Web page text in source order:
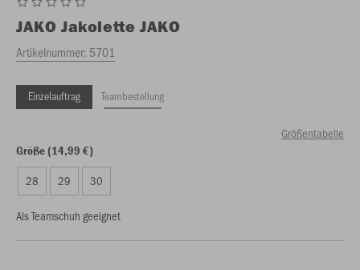
JAKO Jakolette JAKO
Artikelnummer: 5701
Einzelauftrag Teambestellung
Größentabelle
Größe (14,99 €)
28 29 30
Als Teamschuh geeignet